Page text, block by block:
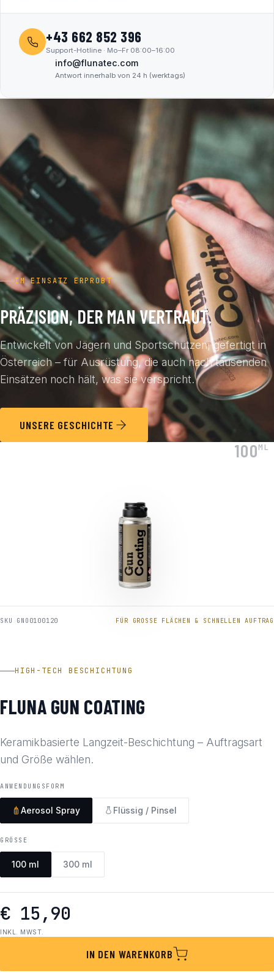
+43 662 852 396
Support-Hotline · Mo–Fr 08:00–16:00
info@flunatec.com
Antwort innerhalb von 24 h (werktags)
IM EINSATZ ERPROBT
PRÄZISION, DER MAN VERTRAUT.
Entwickelt von Jägern und Sportschützen, gefertigt in
Österreich – für Ausrüstung, die auch nach tausenden
Einsätzen noch hält, was sie verspricht.
UNSERE GESCHICHTE
100ML
SKU GNO0100120 FÜR GROSSE FLÄCHEN & SCHNELLEN AUFTRAG
HIGH-TECH BESCHICHTUNG
FLUNA GUN COATING
Keramikbasierte Langzeit-Beschichtung – Auftragsart
und Größe wählen.
ANWENDUNGSFORM
Aerosol Spray Flüssig / Pinsel
GRÖSSE
100 ml 300 ml
€ 15,90
INKL. MWST.
IN DEN WARENKORB